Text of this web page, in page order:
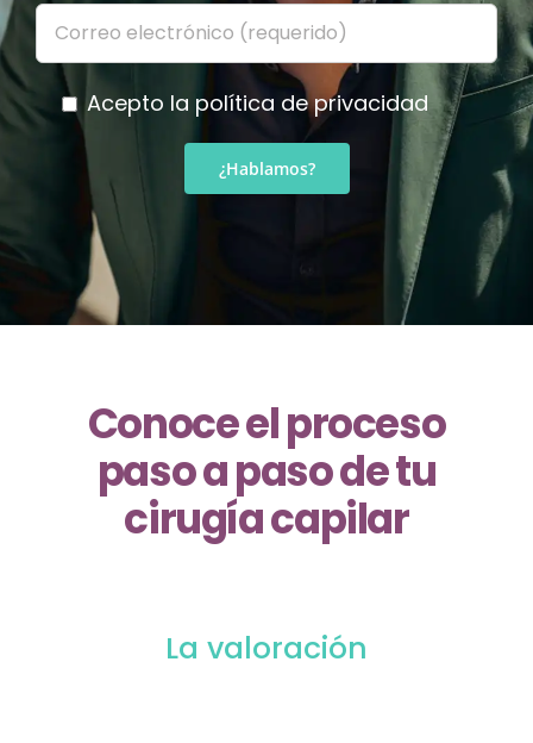
Acepto la política de privacidad
Conoce el proceso
paso a paso de tu
cirugía capilar
La valoración